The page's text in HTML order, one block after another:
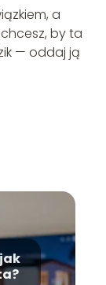
a
by ta
— oddaj ją